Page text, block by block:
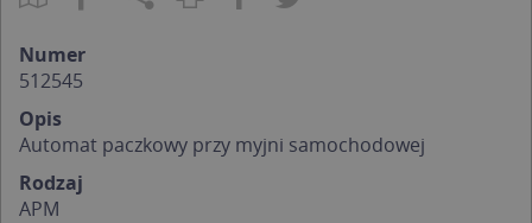
Numer
512545
Opis
Automat paczkowy przy myjni samochodowej
Rodzaj
APM